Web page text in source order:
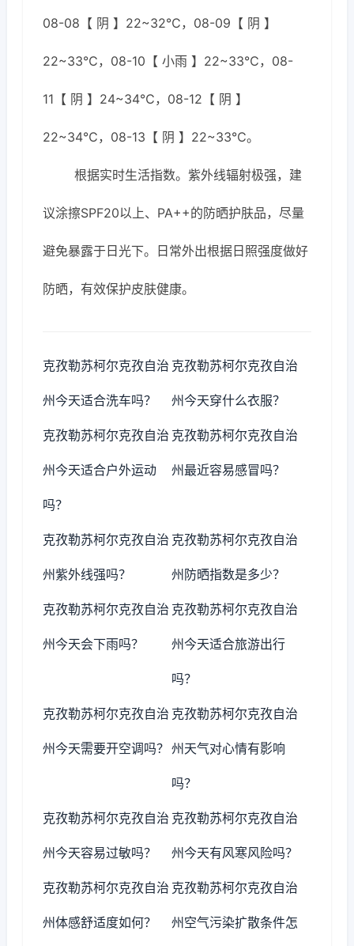
08-08【 阴 】22~32℃，08-09【 阴 】
22~33℃，08-10【 小雨 】22~33℃，08-
11【 阴 】24~34℃，08-12【 阴 】
22~34℃，08-13【 阴 】22~33℃。
根据实时生活指数。紫外线辐射极强，建
议涂擦SPF20以上、PA++的防晒护肤品，尽量
避免暴露于日光下。日常外出根据日照强度做好
防晒，有效保护皮肤健康。
克孜勒苏柯尔克孜自治
州今天适合洗车吗？
克孜勒苏柯尔克孜自治
州今天穿什么衣服？
克孜勒苏柯尔克孜自治
州今天适合户外运动
吗？
克孜勒苏柯尔克孜自治
州最近容易感冒吗？
克孜勒苏柯尔克孜自治
州紫外线强吗？
克孜勒苏柯尔克孜自治
州防晒指数是多少？
克孜勒苏柯尔克孜自治
州今天会下雨吗？
克孜勒苏柯尔克孜自治
州今天适合旅游出行
吗？
克孜勒苏柯尔克孜自治
州今天需要开空调吗？
克孜勒苏柯尔克孜自治
州天气对心情有影响
吗？
克孜勒苏柯尔克孜自治
州今天容易过敏吗？
克孜勒苏柯尔克孜自治
州今天有风寒风险吗？
克孜勒苏柯尔克孜自治
州体感舒适度如何？
克孜勒苏柯尔克孜自治
州空气污染扩散条件怎